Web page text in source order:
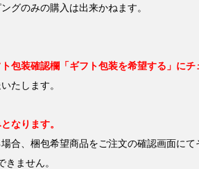
グのみの購入は出来かねます。
包装確認欄「ギフト包装を希望する」にチ
たします。
なります。
、梱包希望商品をご注文の確認画面にて
ません。